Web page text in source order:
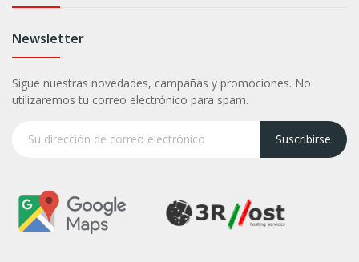
Newsletter
Sigue nuestras novedades, campañas y promociones. No
utilizaremos tu correo electrónico para spam.
Suscribirse